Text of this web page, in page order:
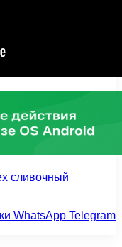
сливочный
WhatsApp Telegram